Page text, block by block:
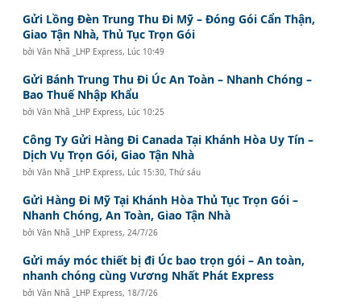
Gửi Lồng Đèn Trung Thu Đi Mỹ – Đóng Gói Cẩn Thận,
Giao Tận Nhà, Thủ Tục Trọn Gói
bởiVăn Nhã _LHP Express, Lúc 10:49
Gửi Bánh Trung Thu Đi Úc An Toàn – Nhanh Chóng –
Bao Thuế Nhập Khẩu
bởiVăn Nhã _LHP Express, Lúc 10:25
Công Ty Gửi Hàng Đi Canada Tại Khánh Hòa Uy Tín –
Dịch Vụ Trọn Gói, Giao Tận Nhà
bởiVăn Nhã _LHP Express, Lúc 15:30, Thứ sáu
Gửi Hàng Đi Mỹ Tại Khánh Hòa Thủ Tục Trọn Gói –
Nhanh Chóng, An Toàn, Giao Tận Nhà
bởiVăn Nhã _LHP Express, 24/7/26
Gửi máy móc thiết bị đi Úc bao trọn gói – An toàn,
nhanh chóng cùng Vương Nhất Phát Express
bởiVăn Nhã _LHP Express, 18/7/26